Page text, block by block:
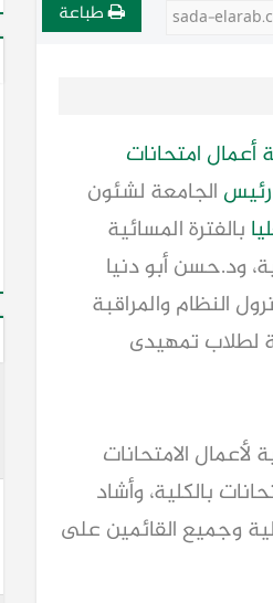
طباعة
أعمال امتحانات
رئيس الجامعة لشئون
بالفترة المسائية
ود.حسن أبو دنيا
النظام والمراقبة
لطلاب تمهيدى
لأعمال الامتحانات
بالكلية، وأشاد
وجميع القائمين على